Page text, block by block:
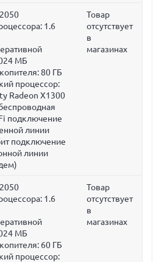
1.6
МБ
80 ГБ
процессор:
Radeon X1300
подключение
линии
подключение
линии
Товар
отсутствует
в
магазинах
1.6
МБ
60 ГБ
процессор:
Товар
отсутствует
в
магазинах